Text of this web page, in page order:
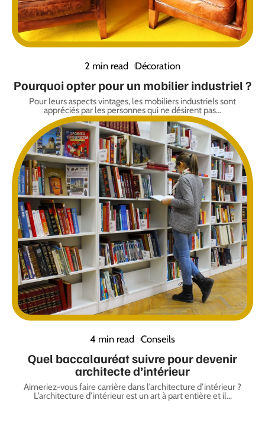
2 min read Décoration
Pourquoi opter pour un mobilier industriel ?
Pour leurs aspects vintages, les mobiliers industriels sont
appréciés par les personnes qui ne désirent pas…
4 min read Conseils
Quel baccalauréat suivre pour devenir
architecte d’intérieur
Aimeriez-vous faire carrière dans l’architecture d’intérieur ?
L’architecture d’intérieur est un art à part entière et il…